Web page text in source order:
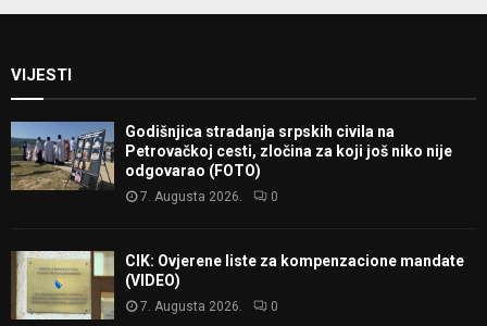
VIJESTI
Godišnjica stradanja srpskih civila na
Petrovačkoj cesti, zločina za koji još niko nije
odgovarao (FOTO)
7. Augusta 2026. 0
CIK: Ovjerene liste za kompenzacione mandate
(VIDEO)
7. Augusta 2026. 0